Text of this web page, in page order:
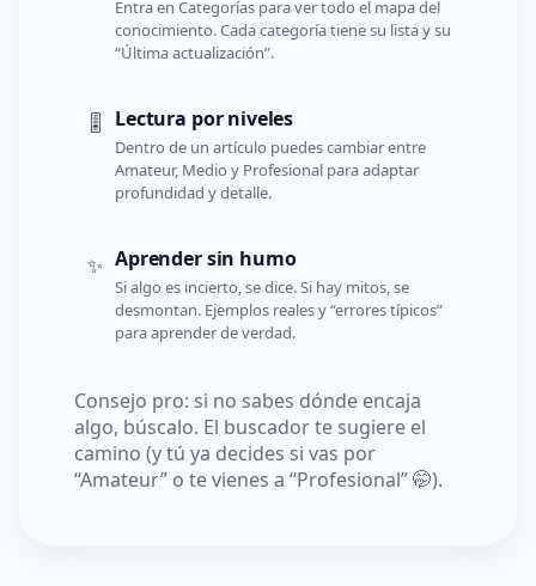
Entra en Categorías para ver todo el mapa del
conocimiento. Cada categoría tiene su lista y su
“Última actualización”.
🎚️ Lectura por niveles
Dentro de un artículo puedes cambiar entre
Amateur, Medio y Profesional para adaptar
profundidad y detalle.
✨ Aprender sin humo
Si algo es incierto, se dice. Si hay mitos, se
desmontan. Ejemplos reales y “errores típicos”
para aprender de verdad.
Consejo pro: si no sabes dónde encaja
algo, búscalo. El buscador te sugiere el
camino (y tú ya decides si vas por
“Amateur” o te vienes a “Profesional” 🤭).